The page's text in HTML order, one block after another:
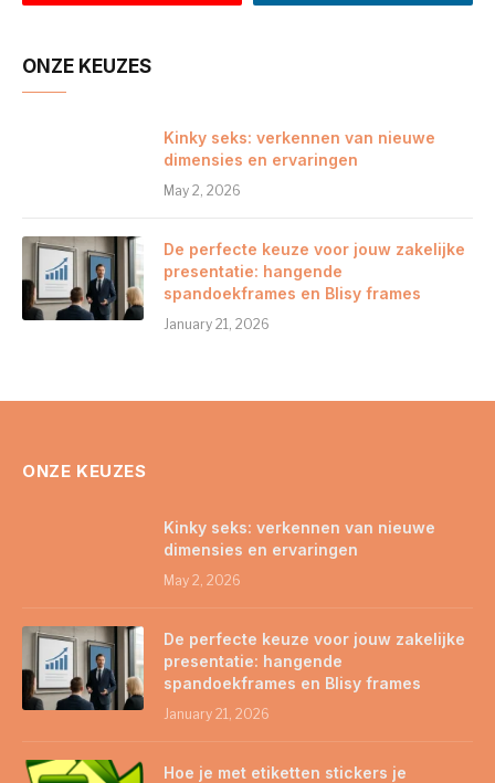
ONZE KEUZES
Kinky seks: verkennen van nieuwe
dimensies en ervaringen
May 2, 2026
De perfecte keuze voor jouw zakelijke
presentatie: hangende
spandoekframes en Blisy frames
January 21, 2026
ONZE KEUZES
Kinky seks: verkennen van nieuwe
dimensies en ervaringen
May 2, 2026
De perfecte keuze voor jouw zakelijke
presentatie: hangende
spandoekframes en Blisy frames
January 21, 2026
Hoe je met etiketten stickers je